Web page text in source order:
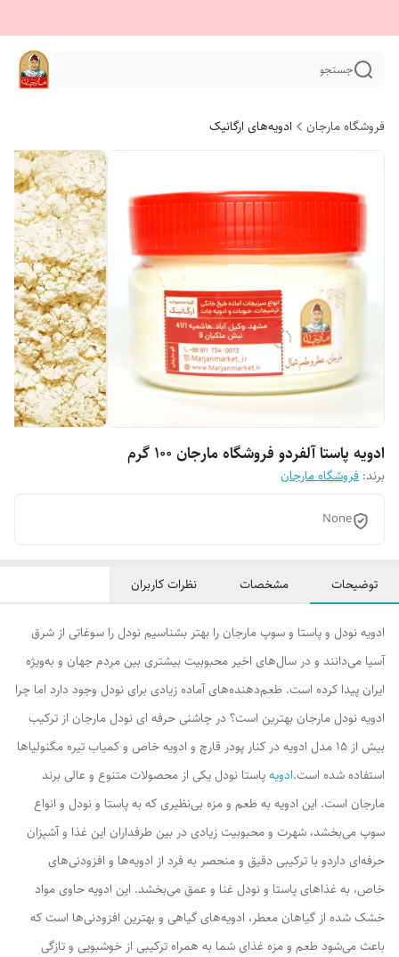
جستجو
فروشگاه مارجان ادویه‌های ارگانیک
ادویه پاستا آلفردو فروشگاه مارجان 100 گرم
برند: فروشگاه مارجان
None
توضیحات مشخصات نظرات کاربران
ادویه نودل و پاستا و سوپ مارجان را بهتر بشناسیم نودل را سوغاتی از شرق
آسیا می‌دانند و در سال‌های اخیر محبوبیت بیشتری بین مردم جهان و به‌ویژه
ایران پیدا کرده است. طعم‌دهنده‌های آماده زیادی برای نودل وجود دارد اما چرا
ادویه نودل مارجان بهترین است؟ در چاشنی حرفه ای نودل مارجان از ترکیب
بیش از 15 مدل ادویه در کنار پودر قارچ و ادویه خاص و کمیاب تیره مگنولیاها
استفاده شده است.ادویهپاستا نودل یکی از محصولات متنوع و عالی برند
مارجان است. این ادویه به طعم و مزه بی‌نظیری که به پاستا و نودل و انواع
سوپ می‌بخشد، شهرت و محبوبیت زیادی در بین طرفداران این غذا و آشپزان
حرفه‌ای داردو با ترکیبی دقیق و منحصر به فرد از ادویه‌ها و افزودنی‌های
خاص، به غذاهای پاستا و نودل غنا و عمق می‌بخشد. این ادویه حاوی مواد
خشک شده از گیاهان معطر، ادویه‌های گیاهی و بهترین افزودنی‌ها است که
باعث می‌شود طعم و مزه غذای شما به همراه ترکیبی از خوشبویی و تازگی